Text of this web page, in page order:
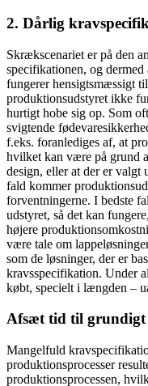
2. Dårlig
Skrækscenariet er på den
specifikationen, og
fungerer hensigtsmæssigt
produktionsudstyret ikke
hurtigt hobe sig op. Som
svigtende
f.eks. foranlediges af, at
hvilket kan være på grund
design, eller at der er valgt
fald kommer
forventningerne. I bedste
udstyret, så det kan
højere
være tale om
som de løsninger, der er
kravsspecifikation. Under
købt, specielt i længden –
Afsæt tid til grundigt
Mangelfuld
produktionsprocesser
produktionsprocessen,